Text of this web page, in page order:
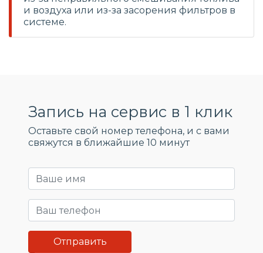
и воздуха или из-за засорения фильтров в
системе.
Запись на сервис в 1 клик
Оставьте свой номер телефона, и c вами
свяжутся в ближайшие 10 минут